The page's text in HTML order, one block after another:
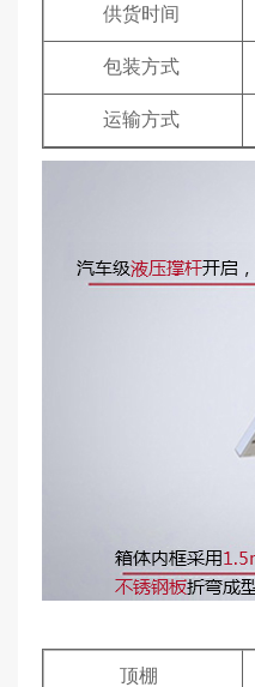
供货时间
包装方式
运输方式
顶棚